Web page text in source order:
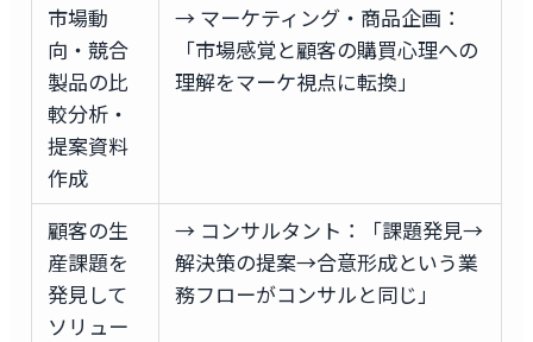
市場動
向・競合
製品の比
較分析・
提案資料
作成
→ マーケティング・商品企画：
「市場感覚と顧客の購買心理への
理解をマーケ視点に転換」
顧客の生
産課題を
発見して
ソリュー
→ コンサルタント：「課題発見→
解決策の提案→合意形成という業
務フローがコンサルと同じ」